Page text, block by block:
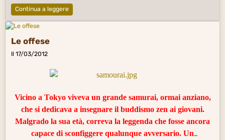
Togliti tutti i vestiti e cingiti i fianchi con una corda. Riempi un sacchetto di
ogni monello che mi darà un colpo alla nuca". Infine, presentati a corte
- Ma non posso fare tutto ciò ! Ti prego, dammi qualche altra cosa che possa
l'avresti fatto. Pertanto, non puoi essere curato".
Nella sua Alchimia della felicità, El-Ghazzali vuole sottolineare, con questa
parabola, il concetto che ha sempre sostenuto e cioè: per quanto si possa essere
sinceri, sia ai propri occhi che a quelli altrui, nella ricerca della verità, in realtà
si può essere motivati dalla vanità o dall'egoismo, caratteristiche che sono di
totale ostacolo all'apprendimento.
Continua a leggere
Le offese
Il 17/03/2012
Vicino a Tokyo viveva un grande samurai, ormai anziano,
che si dedicava a insegnare il buddismo zen ai giovani.
Malgrado la sua età, correva la leggenda che fosse ancora
capace di sconfiggere qualunque avversario. Un